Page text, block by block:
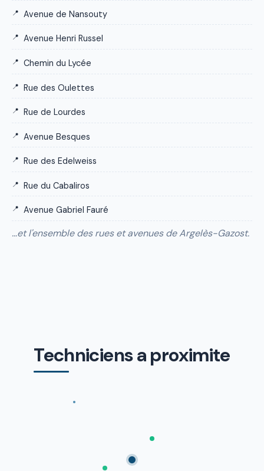
Avenue de Nansouty
Avenue Henri Russel
Chemin du Lycée
Rue des Oulettes
Rue de Lourdes
Avenue Besques
Rue des Edelweiss
Rue du Cabaliros
Avenue Gabriel Fauré
…et l'ensemble des rues et avenues de Argelès-Gazost.
Techniciens a proximite